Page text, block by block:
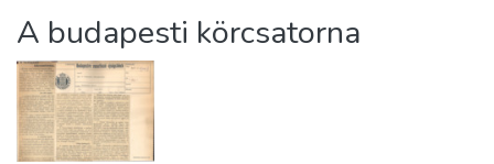
Statistics
About us
A budapesti körcsatorna